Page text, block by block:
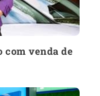
venda de